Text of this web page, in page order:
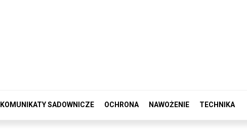
KOMUNIKATY SADOWNICZE OCHRONA NAWOŻENIE TECHNIKA